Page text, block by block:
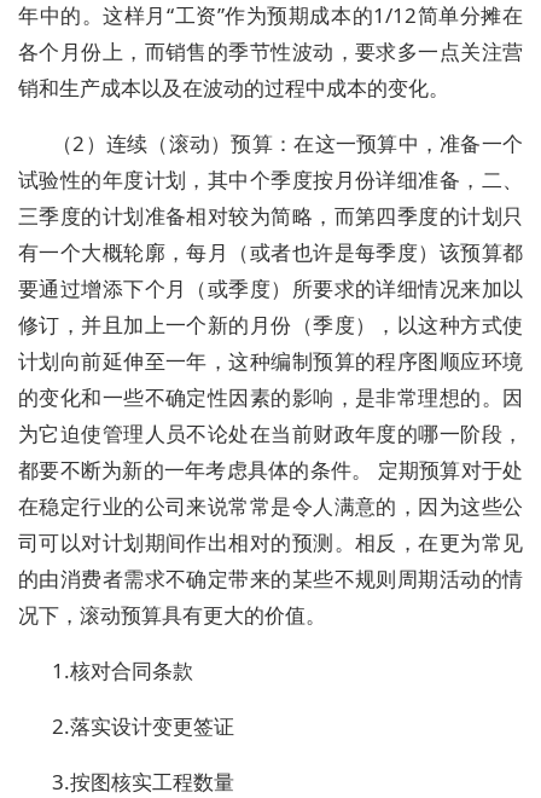
年中的。这样月“工资”作为预期成本的1/12简单分摊在
各个月份上，而销售的季节性波动，要求多一点关注营
销和生产成本以及在波动的过程中成本的变化。
（2）连续（滚动）预算：在这一预算中，准备一个
试验性的年度计划，其中个季度按月份详细准备，二、
三季度的计划准备相对较为简略，而第四季度的计划只
有一个大概轮廓，每月（或者也许是每季度）该预算都
要通过增添下个月（或季度）所要求的详细情况来加以
修订，并且加上一个新的月份（季度），以这种方式使
计划向前延伸至一年，这种编制预算的程序图顺应环境
的变化和一些不确定性因素的影响，是非常理想的。因
为它迫使管理人员不论处在当前财政年度的哪一阶段，
都要不断为新的一年考虑具体的条件。 定期预算对于处
在稳定行业的公司来说常常是令人满意的，因为这些公
司可以对计划期间作出相对的预测。相反，在更为常见
的由消费者需求不确定带来的某些不规则周期活动的情
况下，滚动预算具有更大的价值。
1.核对合同条款
2.落实设计变更签证
3.按图核实工程数量